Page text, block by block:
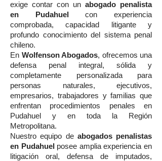
exige contar con un abogado penalista
en Pudahuel
con experiencia
comprobada, capacidad litigante y
profundo conocimiento del sistema penal
chileno.
En Wolfenson Abogados, ofrecemos una
defensa penal integral, sólida y
completamente personalizada para
personas naturales, ejecutivos,
empresarios, trabajadores y familias que
enfrentan procedimientos penales en
Pudahuel y en toda la Región
Metropolitana.
Nuestro equipo de abogados penalistas
en Pudahuel posee amplia experiencia en
litigación oral, defensa de imputados,